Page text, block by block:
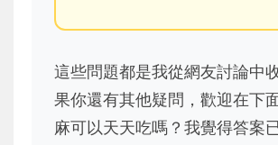
這些問題都是我從網友討論中
果你還有其他疑問，歡迎在下
麻可以天天吃嗎？我覺得答案